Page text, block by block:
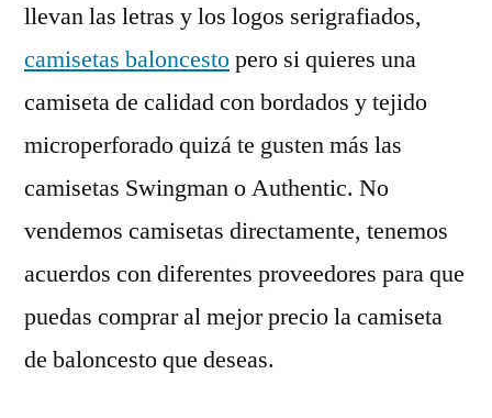
llevan las letras y los logos serigrafiados,
camisetas baloncestopero si quieres una
camiseta de calidad con bordados y tejido
microperforado quizá te gusten más las
camisetas Swingman o Authentic. No
vendemos camisetas directamente, tenemos
acuerdos con diferentes proveedores para que
puedas comprar al mejor precio la camiseta
de baloncesto que deseas.